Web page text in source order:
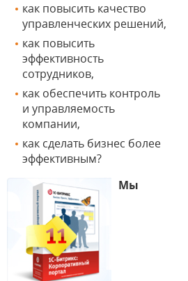
как повысить качество
управленческих решений,
как повысить
эффективность
сотрудников,
как обеспечить контроль
и управляемость
компании,
как сделать бизнес более
эффективным?
Мы